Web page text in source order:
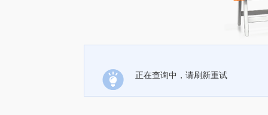
正在查询中，请刷新重试